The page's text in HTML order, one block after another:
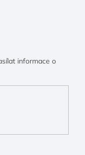
informace o